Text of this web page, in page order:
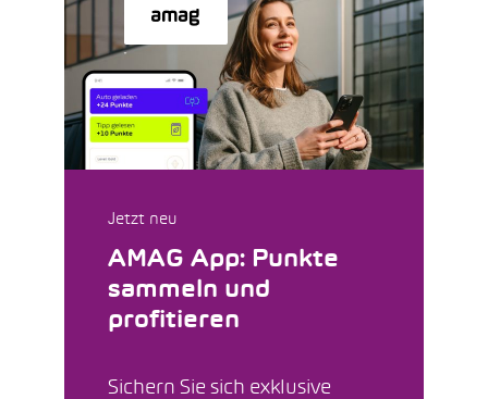
Jetzt neu
AMAG App: Punkte
sammeln und
profitieren
Sichern Sie sich exklusive